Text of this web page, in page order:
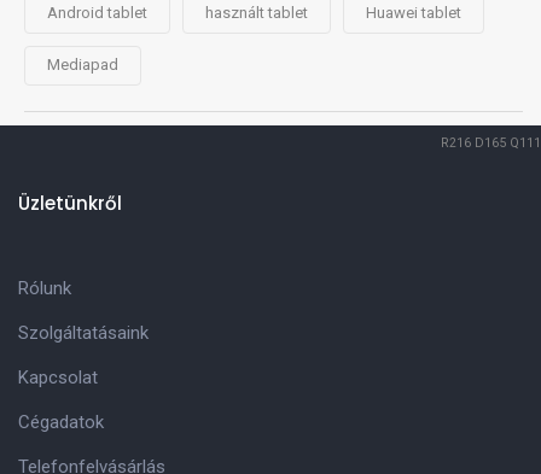
Android tablet használt tablet Huawei tablet
Mediapad
R216 D165 Q111
Üzletünkről
Rólunk
Szolgáltatásaink
Kapcsolat
Cégadatok
Telefonfelvásárlás